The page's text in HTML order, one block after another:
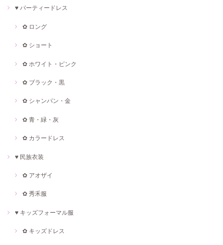
♥ パーティードレス
✿ ロング
✿ ショート
✿ ホワイト・ピンク
✿ ブラック・黒
✿ シャンパン・金
✿ 青・緑・灰
✿ カラードレス
♥ 民族衣装
✿ アオザイ
✿ 秀禾服
♥ キッズフォーマル服
✿ キッズドレス